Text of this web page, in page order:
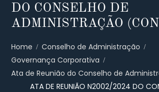
DO CONSELHO DE
ADMINISTRAÇÃO
Home
Conselho de Administração
Governança Corporativa
Ata de Reunião do Conselho de
ATA DE REUNIÃO N2002/2024 DO